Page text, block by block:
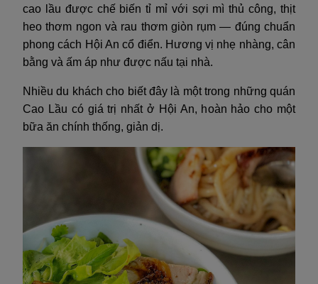
cao lầu được chế biến tỉ mỉ với sợi mì thủ công, thịt
heo thơm ngon và rau thơm giòn rụm — đúng chuẩn
phong cách Hội An cổ điển. Hương vị nhẹ nhàng, cân
bằng và ấm áp như được nấu tại nhà.
Nhiều du khách cho biết đây là một trong những quán
Cao Lầu có giá trị nhất ở Hội An, hoàn hảo cho một
bữa ăn chính thống, giản dị.